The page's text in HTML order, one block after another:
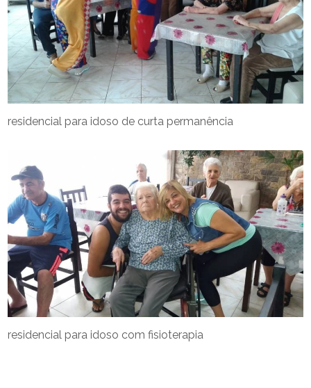
residencial para idoso de curta permanência
residencial para idoso com fisioterapia